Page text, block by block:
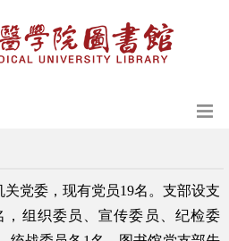
关党委，现有党员19名 。支部设支
，组织委员、宣传委员、纪检委